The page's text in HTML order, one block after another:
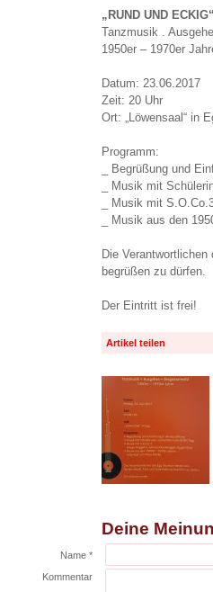
„RUND UND ECKIG“
Tanzmusik .
1950er – 1970er
Datum: 23.06.2017
Zeit: 20 Uhr
Ort: „Löwensaal“ in
Programm:
_ Begrüßung und
_ Musik mit
_ Musik mit
_ Musik aus den
Die
begrüßen zu dürfen.
Der Eintritt ist frei!
Artikel teilen
Deine
Name *
Kommentar